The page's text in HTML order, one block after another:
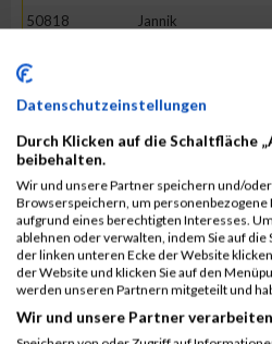
50818
Jannik
1918
1853
Laura
2071
Reinhard
2117
André Marcel
1896
Sophie
2110
Charleen
1980
Boris
2102
Holger
Datenschutzeinstellungen
Durch Klicken auf die Schaltfläche
beibehalten.
Wir und unsere Partner speichern und/
Browserspeichern, um
aufgrund eines berechtigten Interesses.
ablehnen oder verwalten, indem Sie auf
der linken unteren Ecke der Website
der Website und klicken Sie auf den
werden unseren Partnern mitgeteilt und
Wir und unsere Partner